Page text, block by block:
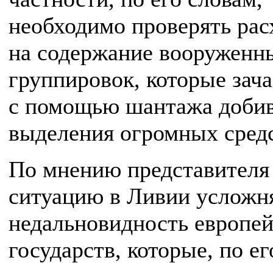
необходимо проверять
на содержание
группировок, которые
с помощью шантажа
выделения огромных
По мнению
ситуацию в Ливии
недальновидность
государств, которые, по